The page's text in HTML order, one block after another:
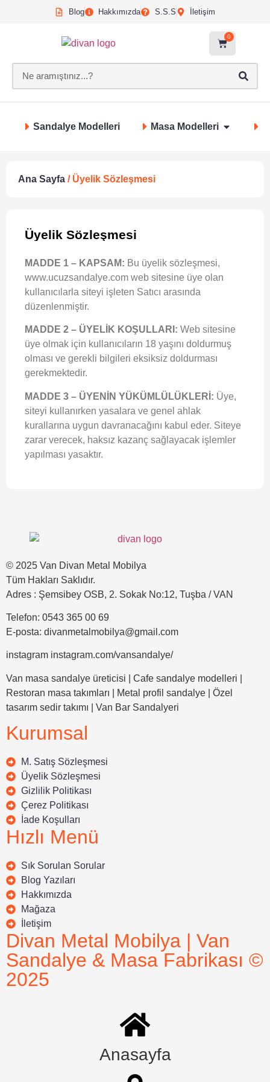
Blog Hakkımızda S.S.S İletişim
0
Sandalye Modelleri Masa Modelleri
Ana Sayfa / Üyelik Sözleşmesi
Üyelik Sözleşmesi
MADDE 1 – KAPSAM: Bu üyelik sözleşmesi,
www.ucuzsandalye.com web sitesine üye olan
kullanıcılarla siteyi işleten Satıcı arasında
düzenlenmiştir.
MADDE 2 – ÜYELİK KOŞULLARI: Web sitesine
üye olmak için kullanıcıların 18 yaşını doldurmuş
olması ve gerekli bilgileri eksiksiz doldurması
gerekmektedir.
MADDE 3 – ÜYENİN YÜKÜMLÜLÜKLERİ: Üye,
siteyi kullanırken yasalara ve genel ahlak
kurallarına uygun davranacağını kabul eder. Siteye
zarar verecek, haksız kazanç sağlayacak işlemler
yapılması yasaktır.
© 2025 Van Divan Metal Mobilya
Tüm Hakları Saklıdır.
Adres : Şemsibey OSB, 2. Sokak No:12, Tuşba / VAN
Telefon: 0543 365 00 69
E-posta: divanmetalmobilya@gmail.com
instagram instagram.com/vansandalye/
Van masa sandalye üreticisi | Cafe sandalye modelleri |
Restoran masa takımları | Metal profil sandalye | Özel
tasarım sedir takımı | Van Bar Sandalyeri
Kurumsal
M. Satış Sözleşmesi
Üyelik Sözleşmesi
Gizlilik Politikası
Çerez Politikası
İade Koşulları
Hızlı Menü
Sık Sorulan Sorular
Blog Yazıları
Hakkımızda
Mağaza
İletişim
Divan Metal Mobilya | Van
Sandalye & Masa Fabrikası ©
2025
Anasayfa